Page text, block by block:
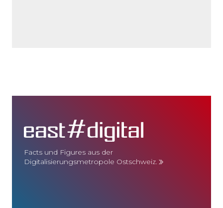
Facts und Figures aus der
Digitalisierungsmetropole Ostschweiz.